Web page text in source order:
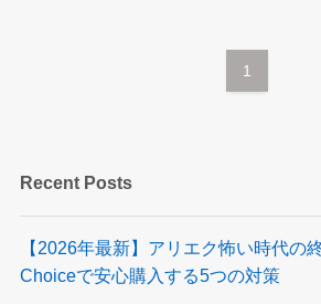
1
Recent Posts
【2026年最新】アリエク怖い時代の
Choiceで安心購入する5つの対策